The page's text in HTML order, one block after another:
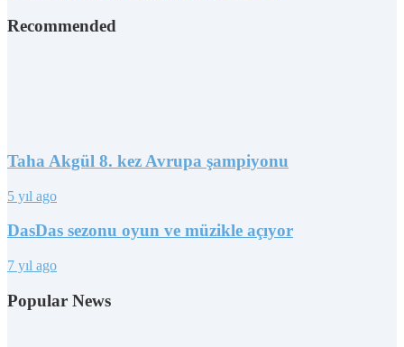
Recommended
Taha Akgül 8. kez Avrupa şampiyonu
5 yıl ago
DasDas sezonu oyun ve müzikle açıyor
7 yıl ago
Popular News